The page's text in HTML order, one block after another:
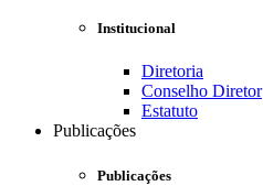
Institucional
Diretoria
Conselho Diretor
Estatuto
Publicações
Publicações